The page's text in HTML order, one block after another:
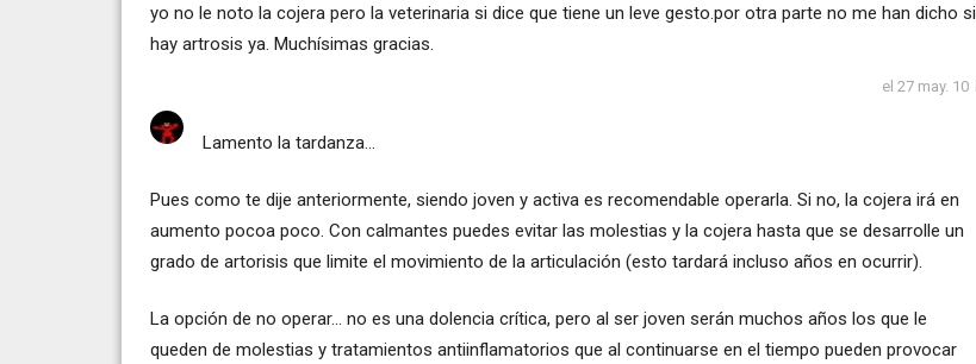
yo no le noto la cojera pero la veterinaria si dice que tiene un leve gesto.por otra parte no me han dicho si
hay artrosis ya. Muchísimas gracias.
el 27 may. 10
Lamento la tardanza...
Pues como te dije anteriormente, siendo joven y activa es recomendable operarla. Si no, la cojera irá en
aumento pocoa poco. Con calmantes puedes evitar las molestias y la cojera hasta que se desarrolle un
grado de artorisis que limite el movimiento de la articulación (esto tardará incluso años en ocurrir).
La opción de no operar... no es una dolencia crítica, pero al ser joven serán muchos años los que le
queden de molestias y tratamientos antiinflamatorios que al continuarse en el tiempo pueden provocar